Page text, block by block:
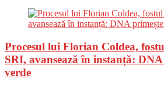
Procesul lui Florian Coldea,
SRI, avansează în instanță:
verde